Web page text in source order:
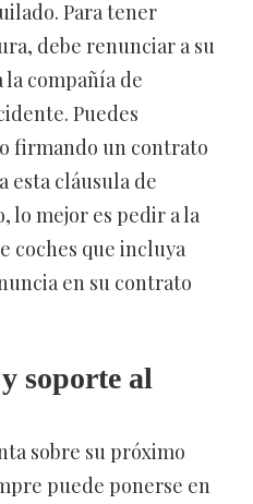
Para tener
debe renunciar a su
la compañía de
Puedes
firmando un contrato
esta cláusula de
lo mejor es pedir a la
coches que incluya
en su contrato
soporte al
sobre su próximo
puede ponerse en